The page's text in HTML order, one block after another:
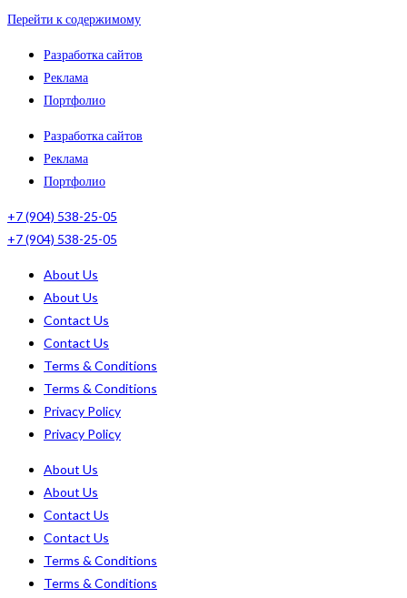
Перейти к содержимому
Разработка сайтов
Реклама
Портфолио
Разработка сайтов
Реклама
Портфолио
+7 (904) 538-25-05
+7 (904) 538-25-05
About Us
About Us
Contact Us
Contact Us
Terms & Conditions
Terms & Conditions
Privacy Policy
Privacy Policy
About Us
About Us
Contact Us
Contact Us
Terms & Conditions
Terms & Conditions